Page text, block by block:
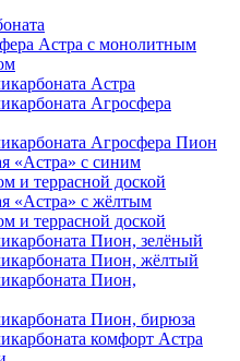
Астра с монолитным
Астра
Агросфера
Агросфера Пион
«Астра» с синим
и террасной доской
«Астра» с жёлтым
и террасной доской
Пион, зелёный
Пион, жёлтый
Пион,
Пион, бирюза
комфорт Астра